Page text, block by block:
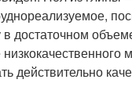
достаточном
действительно